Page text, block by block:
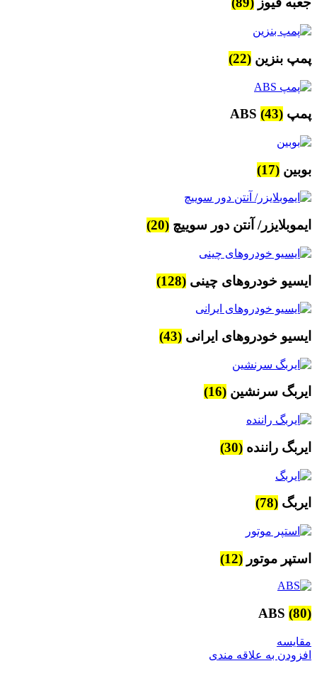
پمپ بنزین (22)
پمپ ABS (43)
بوبین (17)
ایموبلایزر/ آنتن دور سوییچ (20)
ایسیو خودروهای چینی (128)
ایسیو خودروهای ایرانی (43)
ایربگ سرنشین (16)
ایربگ راننده (30)
ایربگ (78)
استپر موتور (12)
ABS (80)
مقایسه
افزودن به علاقه مندی